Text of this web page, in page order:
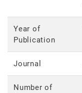
Year of
Publication
Journal
Number of